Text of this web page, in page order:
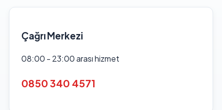
Çağrı Merkezi
08:00 - 23:00 arası hizmet
0850 340 4571